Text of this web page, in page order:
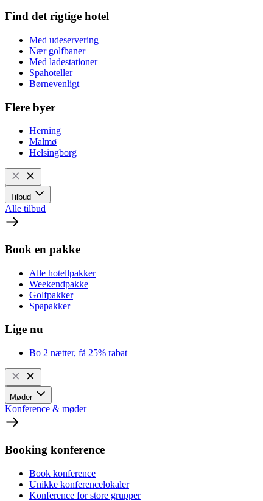
Find det rigtige hotel
Med udeservering
Nær golfbaner
Med ladestationer
Spahoteller
Børnevenligt
Flere byer
Herning
Malmø
Helsingborg
Tilbud
Alle tilbud
Book en pakke
Alle hotellpakker
Weekendpakke
Golfpakker
Spapakker
Lige nu
Bo 2 nætter, få 25% rabat
Møder
Konference & møder
Booking konference
Book konference
Unikke konferencelokaler
Konference for store grupper